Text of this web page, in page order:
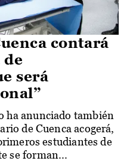
contará
de
será
ha anunciado también
de Cuenca acogerá,
estudiantes de
se forman...